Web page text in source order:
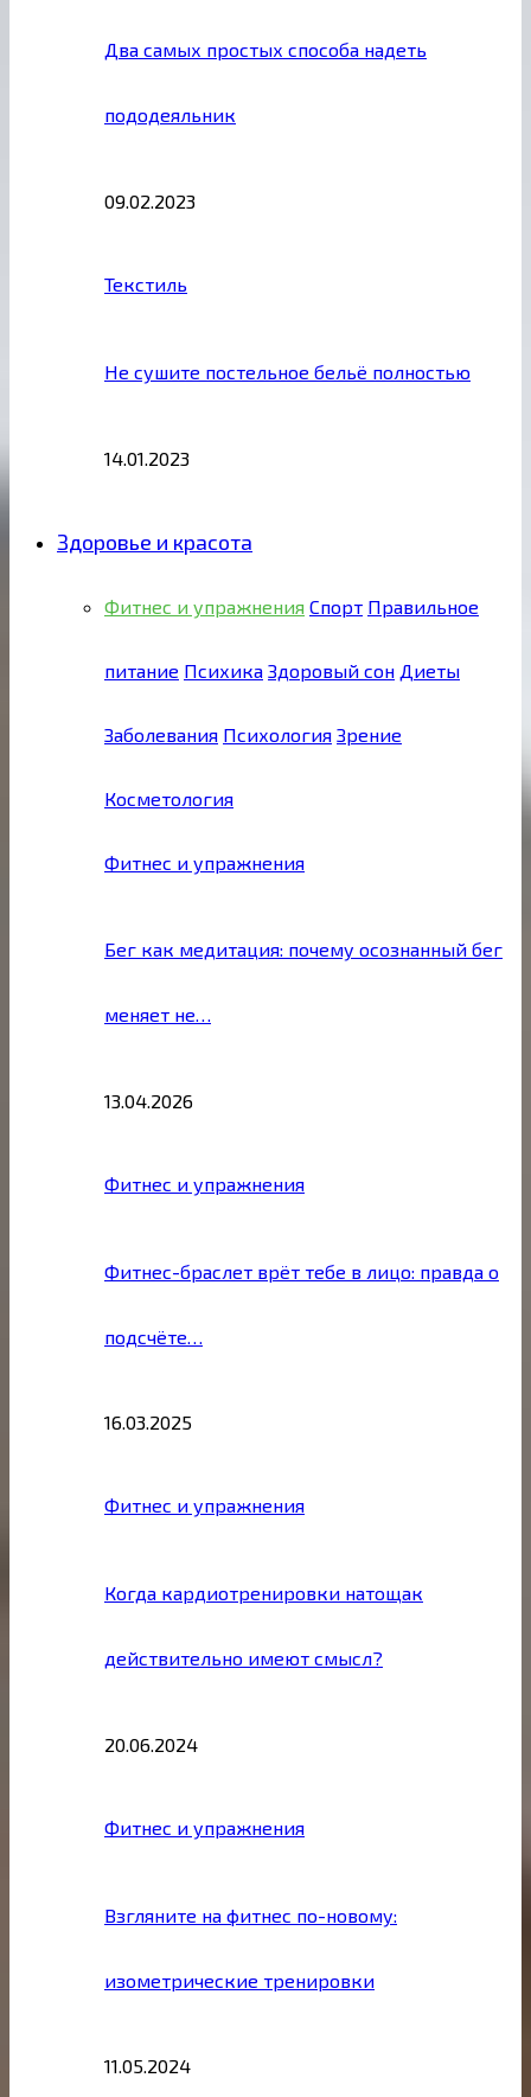
Два самых простых способа надеть
пододеяльник
09.02.2023
Текстиль
Не сушите постельное бельё полностью
14.01.2023
Здоровье и красота
Фитнес и упражнения Спорт Правильное
питание Психика Здоровый сон Диеты
Заболевания Психология Зрение
Косметология
Фитнес и упражнения
Бег как медитация: почему осознанный бег
меняет не…
13.04.2026
Фитнес и упражнения
Фитнес-браслет врёт тебе в лицо: правда о
подсчёте…
16.03.2025
Фитнес и упражнения
Когда кардиотренировки натощак
действительно имеют смысл?
20.06.2024
Фитнес и упражнения
Взгляните на фитнес по-новому:
изометрические тренировки
11.05.2024